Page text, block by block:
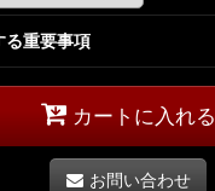
る重要事項
カートに入れる
お問い合わせ